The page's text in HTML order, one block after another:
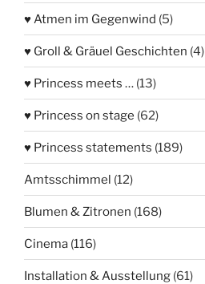
♥ Atmen im Gegenwind (5)
♥ Groll & Gräuel Geschichten (4)
♥ Princess meets … (13)
♥ Princess on stage (62)
♥ Princess statements (189)
Amtsschimmel (12)
Blumen & Zitronen (168)
Cinema (116)
Installation & Ausstellung (61)